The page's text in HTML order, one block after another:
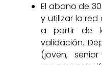
El abono de
y utilizar la red
a partir de
validación.
(joven,